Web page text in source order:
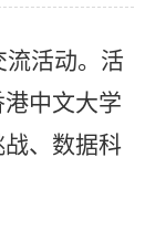
流活动。活
中文大学
、数据科